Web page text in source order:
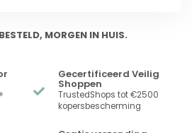
MORGEN IN HUIS.
Gecertificeerd Veilig
Shoppen
TrustedShops tot €2500
kopersbescherming